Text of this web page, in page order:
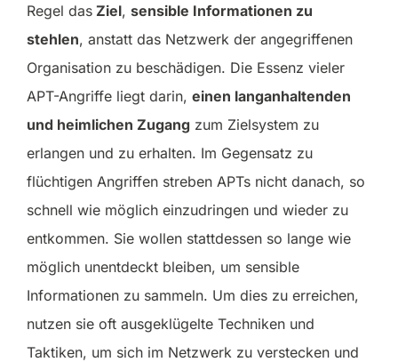
Regel das Ziel, sensible Informationen zu
stehlen, anstatt das Netzwerk der angegriffenen
Organisation zu beschädigen. Die Essenz vieler
APT-Angriffe liegt darin, einen langanhaltenden
und heimlichen Zugang zum Zielsystem zu
erlangen und zu erhalten. Im Gegensatz zu
flüchtigen Angriffen streben APTs nicht danach, so
schnell wie möglich einzudringen und wieder zu
entkommen. Sie wollen stattdessen so lange wie
möglich unentdeckt bleiben, um sensible
Informationen zu sammeln. Um dies zu erreichen,
nutzen sie oft ausgeklügelte Techniken und
Taktiken, um sich im Netzwerk zu verstecken und